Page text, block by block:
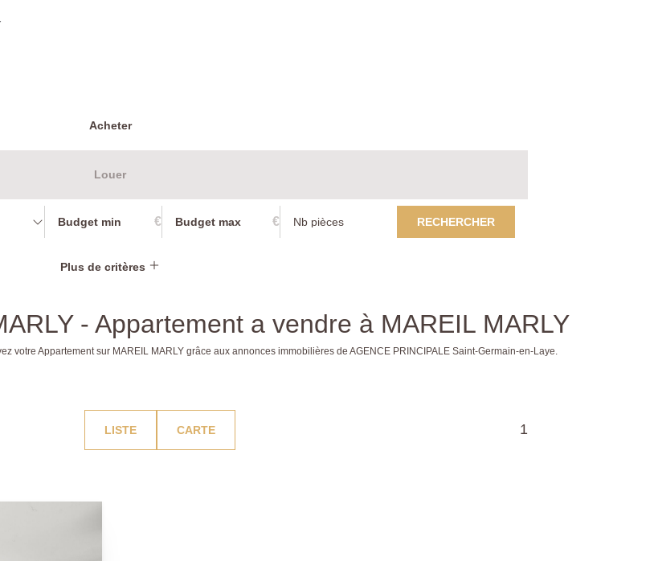
Acheter
Louer
€ € RECHERCHER
Plus de critères
- Appartement a vendre à MAREIL MARLY
votre Appartement sur MAREIL MARLY grâce aux annonces immobilières de AGENCE PRINCIPALE Saint-Germain-en-Laye.
LISTE CARTE 1